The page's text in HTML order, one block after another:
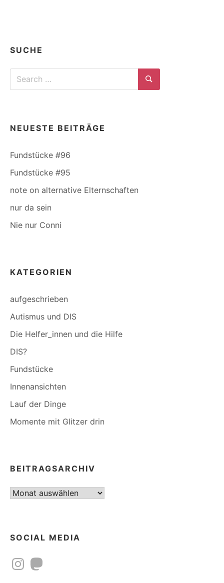
SUCHE
Search
Search
NEUESTE BEITRÄGE
Fundstücke #96
Fundstücke #95
note on alternative Elternschaften
nur da sein
Nie nur Conni
KATEGORIEN
aufgeschrieben
Autismus und DIS
Die Helfer_innen und die Hilfe
DIS?
Fundstücke
Innenansichten
Lauf der Dinge
Momente mit Glitzer drin
BEITRAGSARCHIV
Beitragsarchiv
SOCIAL MEDIA
InstagramMastodon